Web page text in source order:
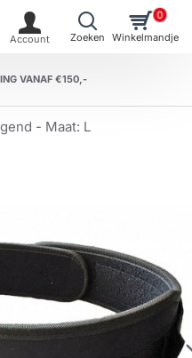
VANAF €150,-
0
- Maat: L